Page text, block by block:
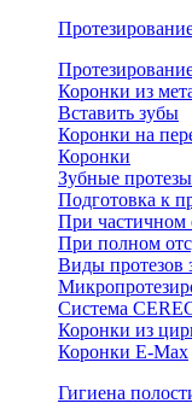
Коронки из
Вставить зубы
Коронки на
Коронки
Зубные
Подготовка к
При частичном
При полном
Виды протезов
Система
Коронки из
Коронки E-Max
Гигиена